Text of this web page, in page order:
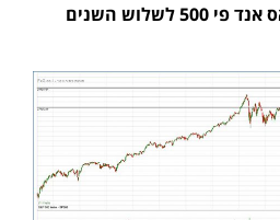
להלן גרף המחיר של האס אנד פי 500 לשלוש השנים